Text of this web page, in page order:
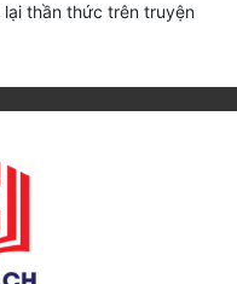
thần thức trên truyện